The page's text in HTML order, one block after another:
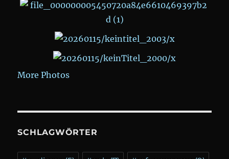
More Photos
SCHLAGWÖRTER